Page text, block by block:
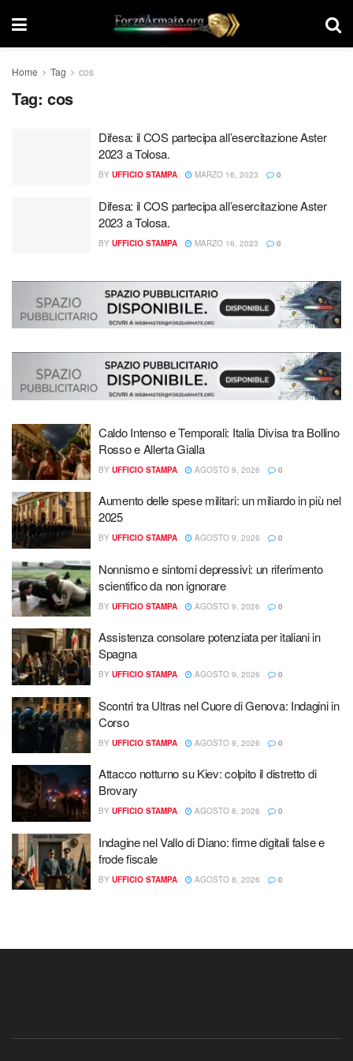
Home Tag cos
Tag: cos
Difesa: il COS partecipa all’esercitazione Aster
2023 a Tolosa.
BY UFFICIO STAMPA MARZO 16, 2023 0
Difesa: il COS partecipa all’esercitazione Aster
2023 a Tolosa.
BY UFFICIO STAMPA MARZO 16, 2023 0
Caldo Intenso e Temporali: Italia Divisa tra Bollino
Rosso e Allerta Gialla
BY UFFICIO STAMPA AGOSTO 9, 2026 0
Aumento delle spese militari: un miliardo in più nel
2025
BY UFFICIO STAMPA AGOSTO 9, 2026 0
Nonnismo e sintomi depressivi: un riferimento
scientifico da non ignorare
BY UFFICIO STAMPA AGOSTO 9, 2026 0
Assistenza consolare potenziata per italiani in
Spagna
BY UFFICIO STAMPA AGOSTO 9, 2026 0
Scontri tra Ultras nel Cuore di Genova: Indagini in
Corso
BY UFFICIO STAMPA AGOSTO 9, 2026 0
Attacco notturno su Kiev: colpito il distretto di
Brovary
BY UFFICIO STAMPA AGOSTO 8, 2026 0
Indagine nel Vallo di Diano: firme digitali false e
frode fiscale
BY UFFICIO STAMPA AGOSTO 8, 2026 0